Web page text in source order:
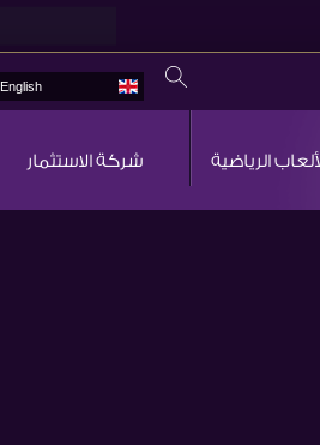
English
شركة الاستثمار الرياضية